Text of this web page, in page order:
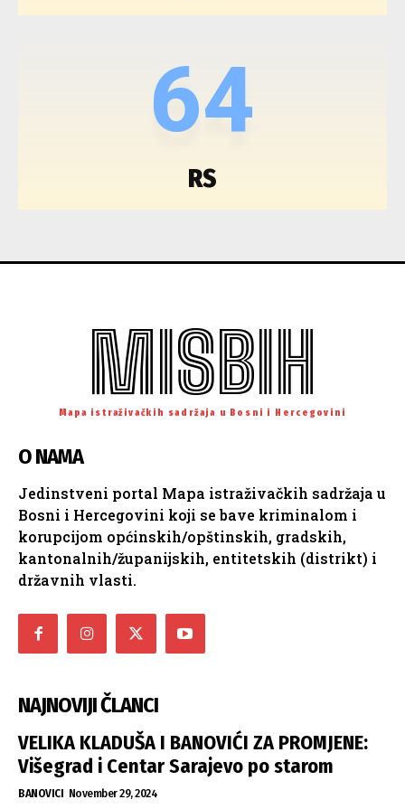
64
RS
MISBIH
Mapa istraživačkih sadržaja u Bosni i Hercegovini
O NAMA
Jedinstveni portal Mapa istraživačkih sadržaja u
Bosni i Hercegovini koji se bave kriminalom i
korupcijom općinskih/opštinskih, gradskih,
kantonalnih/županijskih, entitetskih (distrikt) i
državnih vlasti.
NAJNOVIJI ČLANCI
VELIKA KLADUŠA I BANOVIĆI ZA PROMJENE:
Višegrad i Centar Sarajevo po starom
BANOVICI November 29, 2024